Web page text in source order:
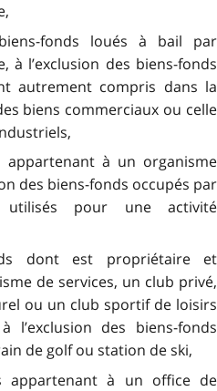
fonds loués à bail par
à l’exclusion des biens-fonds
autrement compris dans la
biens commerciaux ou celle
appartenant à un organisme
des biens-fonds occupés par
pour une activité
dont est propriétaire et
de services, un club privé,
ou un club sportif de loisirs
l’exclusion des biens-fonds
de golf ou station de ski,
appartenant à un office de